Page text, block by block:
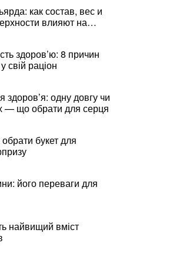
как состав, вес и
влияют на
здоров’ю: 8 причин
свій раціон
здоров’я: одну довгу чи
— що обрати для серця
букет для
його переваги для
найвищий вміст